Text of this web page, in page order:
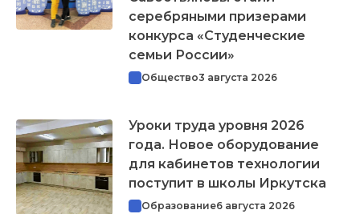
серебряными призерами
конкурса «Студенческие
семьи России»
Общество3 августа 2026
Уроки труда уровня 2026
года. Новое оборудование
для кабинетов технологии
поступит в школы Иркутска
Образование6 августа 2026